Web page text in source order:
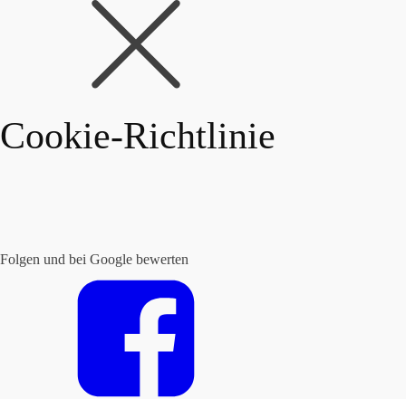
Cookie-Richtlinie
Folgen und bei Google bewerten